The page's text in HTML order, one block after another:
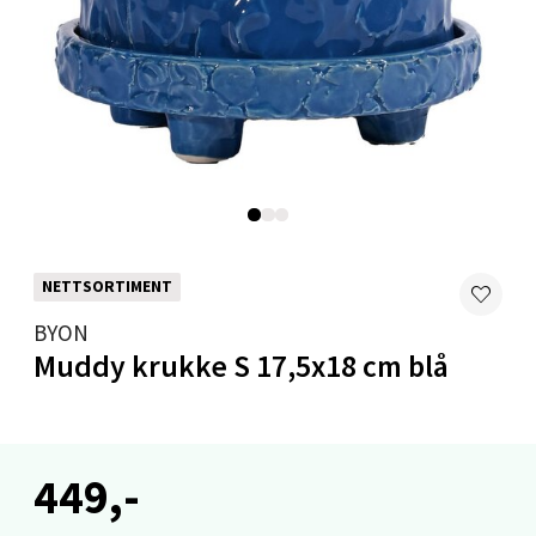
NETTSORTIMENT
BYON
Muddy krukke S 17,5x18 cm blå
449,-
0 i butikk
Velg
Åpent i dag 10-20
Velg
Mo i Rana - Thon Senter Mo i Rana